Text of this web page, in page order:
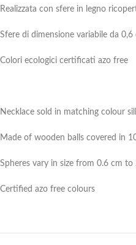
Realizzata con sfere in legno
Sfere di dimensione variabile da 0,6
Colori ecologici certificati azo free
Necklace sold in matching colour
Made of wooden balls covered in
Spheres vary in size from 0.6 cm to
Certified azo free colours